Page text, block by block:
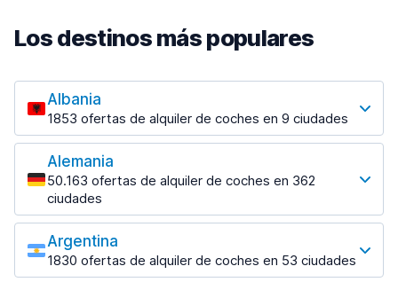
Los destinos más populares
Albania
1853 ofertas de alquiler de coches en 9 ciudades
Los destinos más populares
Tirana
1433 ofertas en 7 lugares
Tirana Aeropuerto
desde 31,41 € al día
Alemania
50.163 ofertas de alquiler de coches en 362
ciudades
Los destinos más populares
Berlin
2315 ofertas en 28 lugares
Argentina
1830 ofertas de alquiler de coches en 53 ciudades
Los destinos más populares